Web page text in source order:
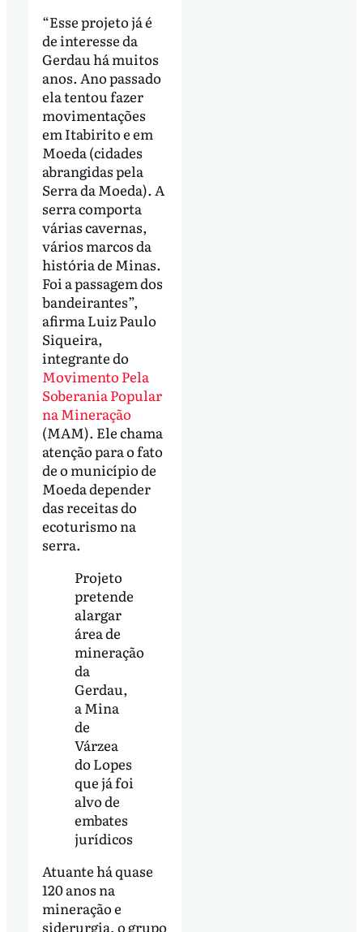
“Esse projeto já é
de interesse da
Gerdau há muitos
anos. Ano passado
ela tentou fazer
movimentações
em Itabirito e em
Moeda (cidades
abrangidas pela
Serra da Moeda). A
serra comporta
várias cavernas,
vários marcos da
história de Minas.
Foi a passagem dos
bandeirantes”,
afirma Luiz Paulo
Siqueira,
integrante do
Movimento Pela
Soberania Popular
na Mineração
(MAM). Ele chama
atenção para o fato
de o município de
Moeda depender
das receitas do
ecoturismo na
serra.
Projeto
pretende
alargar
área de
mineração
da
Gerdau,
a Mina
de
Várzea
do Lopes
que já foi
alvo de
embates
jurídicos
Atuante há quase
120 anos na
mineração e
siderurgia, o grupo